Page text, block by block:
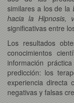
similares a los de la
hacia la Hipnosis,
significativas entre
Los resultados
conocimientos
información
predicción: los
experiencia directa
negativas y falsas